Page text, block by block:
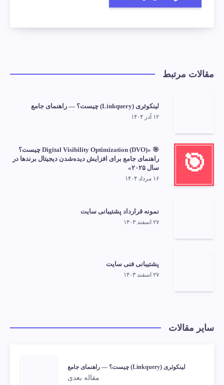
مقالات مرتبط
لینکوئری (Linkquery) چیست؟ — راهنمای جامع
۱۲ آذر ۱۴۰۴
🎯
🎯 «Digital Visibility Optimization (DVO) چیست؟
راهنمای جامع برای افزایش دیده‌شدن دیجیتال برندها در
سال ۲۰۲۵»
۱۶ مرداد ۱۴۰۴
نمونه قرارداد پشتیبانی سایت
۲۷ اسفند ۱۴۰۳
پشتیبانی فنی سایت
۲۷ اسفند ۱۴۰۳
سایر مقالات
لینکوئری (Linkquery) چیست؟ — راهنمای جامع
مقاله بعدی